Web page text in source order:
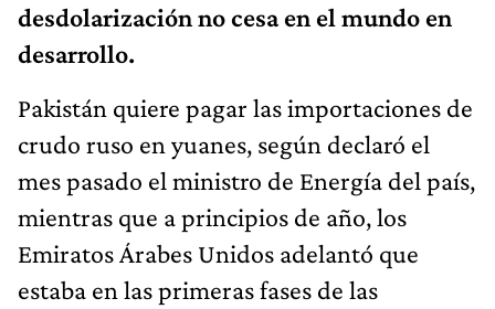
desdolarización no cesa en el mundo en
desarrollo.
Pakistán quiere pagar las importaciones de
crudo ruso en yuanes, según declaró el
mes pasado el ministro de Energía del país,
mientras que a principios de año, los
Emiratos Árabes Unidos adelantó que
estaba en las primeras fases de las